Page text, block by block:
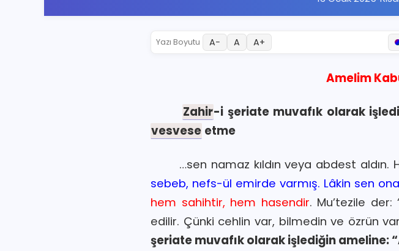
Yazı Boyutu A− A A+
Amelim
Zahir-i şeriate muvafık olarak
vesvese etme
…sen namaz kıldın veya abdest aldın.
sebeb, nefs-ül emirde varmış. Lâkin sen
hem sahihtir, hem hasendir. Mu’tezile der:
edilir. Çünki cehlin var, bilmedin ve özrün
şeriate muvafık olarak işlediğin ameline: